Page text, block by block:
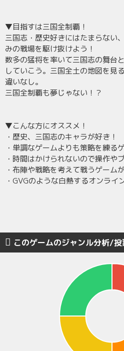
▼目指すは三国全制覇！
三国志・歴史好きにはたまらない
みの戦場を駆け抜けよう！
数多の猛将を率いて三国志の舞台
していこう。三国全土の地図を見
違いなし。
三国全制覇も夢じゃない！？
▼こんな方にオススメ！
・歴史、三国志のキャラが好き！
・単調なゲームよりも策略を練る
・時間はかけられないので操作や
・布陣や戦略を考えて戦うゲーム
・GVGのような白熱するオンライ
このゲームのジャンル分析/投